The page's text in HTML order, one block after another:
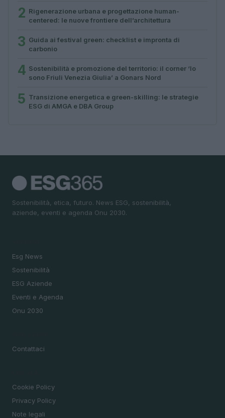
2 Rigenerazione urbana e progettazione human-
centered: le nuove frontiere dell’architettura
3 Guida ai festival green: checklist e impronta di
carbonio
4 Sostenibilità e promozione del territorio: il corner ‘Io
sono Friuli Venezia Giulia’ a Gonars Nord
5 Transizione energetica e green-skilling: le strategie
ESG di AMGA e DBA Group
Sostenibilità, etica, futuro. News ESG, sostenibilità,
aziende, eventi e agenda Onu 2030.
Esg News
Sostenibilità
ESG Aziende
Eventi e Agenda
Onu 2030
Contattaci
Cookie Policy
Privacy Policy
Note legali